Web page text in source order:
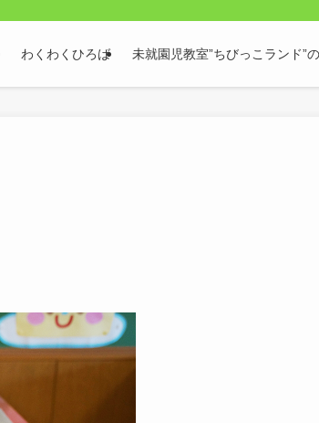
わくわくひろば 未就園児教室”ちびっこランド”